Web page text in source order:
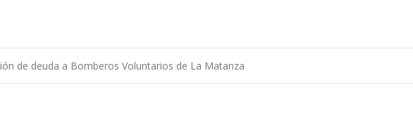
de deuda a Bomberos Voluntarios de La Matanza